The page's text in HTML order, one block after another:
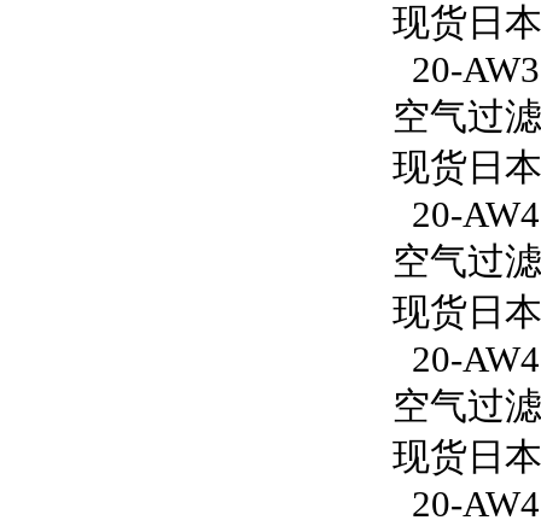
现货日
20-
空气过
现货日
20-
空气过
现货日
20-
空气过
现货日
20-